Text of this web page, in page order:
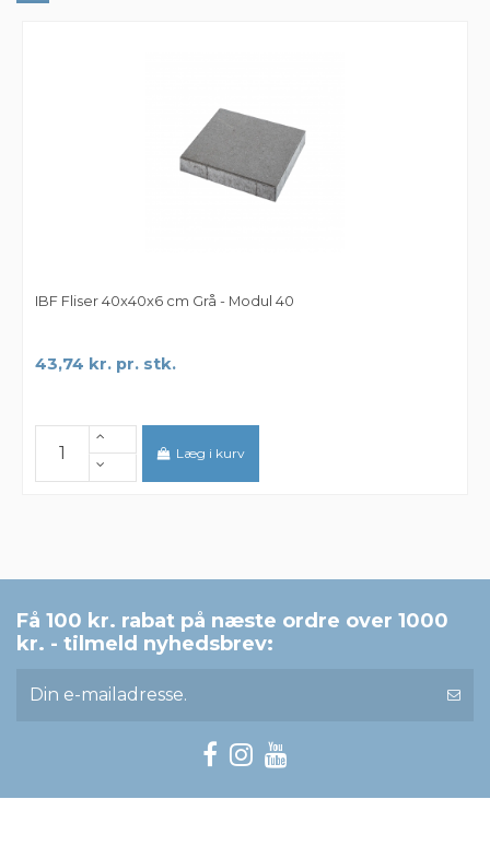
IBF Fliser 40x40x6 cm Grå - Modul 40
43,74 kr. pr. stk.
Læg i kurv
Få 100 kr. rabat på næste ordre over 1000
kr. - tilmeld nyhedsbrev: